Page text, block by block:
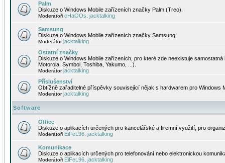
Palm
Diskuze o Windows Mobile zařízeních značky Palm (Treo).
Moderátoři cHaOOs jacktalking
Samsung
Diskuze o Windows Mobile zařízeních značky Samsung.
Moderátorjacktalking
Ostatní značky
Diskuze o Windows Mobile zařízeních, pro které zde neexistuje
Motorola, Symbol, Toshiba, Yakumo, ...).
Moderátorjacktalking
Příslušenství
Obtížně zařaditelné příspěvky související nějak s hardwarem pro Windows
Moderátorjacktalking
Software
Office
Diskuze o aplikacích určených pro kancelářské a firemní využití, pro
Moderátoři EiFeL96 jacktalking
Komunikace
Diskuze o aplikacích určených pro telefonování nebo elektronickou
Moderátoři EiFeL96 jacktalking